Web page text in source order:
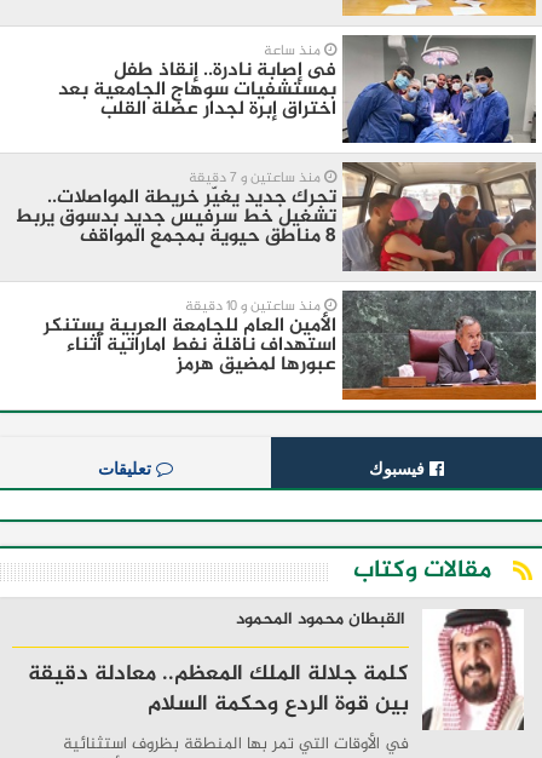
منذ ساعة
فى إصابة نادرة.. إنقاذ طفل
بمستشفيات سوهاج الجامعية بعد
اختراق إبرة لجدار عضلة القلب
منذ ساعتين و 7 دقيقة
تحرك جديد يغيّر خريطة المواصلات..
تشغيل خط سرفيس جديد بدسوق يربط
8 مناطق حيوية بمجمع المواقف
منذ ساعتين و 10 دقيقة
الأمين العام للجامعة العربية يستنكر
استهداف ناقلة نفط اماراتية أثناء
عبورها لمضيق هرمز
فيسبوك تعليقات
مقالات وكتاب
القبطان محمود المحمود
كلمة جلالة الملك المعظم.. معادلة دقيقة
بين قوة الردع وحكمة السلام
في الأوقات التي تمر بها المنطقة بظروف استثنائية